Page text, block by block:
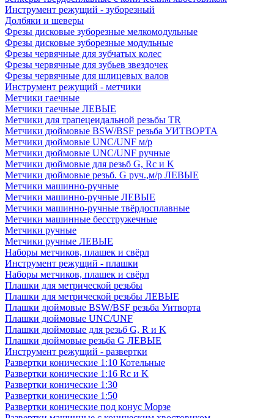
Инструмент режущий - зуборезный
Долбяки и шеверы
Фрезы дисковые зуборезные мелкомодульные
Фрезы дисковые зуборезные модульные
Фрезы червячные для зубчатых колес
Фрезы червячные для зубьев звездочек
Фрезы червячные для шлицевых валов
Инструмент режущий - метчики
Метчики гаечные
Метчики гаечные ЛЕВЫЕ
Метчики для трапецеидальной резьбы TR
Метчики дюймовые BSW/BSF резьба УИТВОРТА
Метчики дюймовые UNC/UNF м/р
Метчики дюймовые UNC/UNF ручные
Метчики дюймовые для резьб G, Rc и K
Метчики дюймовые резьб. G руч.,м/р ЛЕВЫЕ
Метчики машинно-ручные
Метчики машинно-ручные ЛЕВЫЕ
Метчики машинно-ручные твёрдосплавные
Метчики машинные бесстружечные
Метчики ручные
Метчики ручные ЛЕВЫЕ
Наборы метчиков, плашек и свёрл
Инструмент режущий - плашки
Наборы метчиков, плашек и свёрл
Плашки для метрической резьбы
Плашки для метрической резьбы ЛЕВЫЕ
Плашки дюймовые BSW/BSF резьба Уитворта
Плашки дюймовые UNC/UNF
Плашки дюймовые для резьб G, R и K
Плашки дюймовые резьба G ЛЕВЫЕ
Инструмент режущий - развертки
Развертки конические 1:10 Котельные
Развертки конические 1:16 Rc и K
Развертки конические 1:30
Развертки конические 1:50
Развертки конические под конус Морзе